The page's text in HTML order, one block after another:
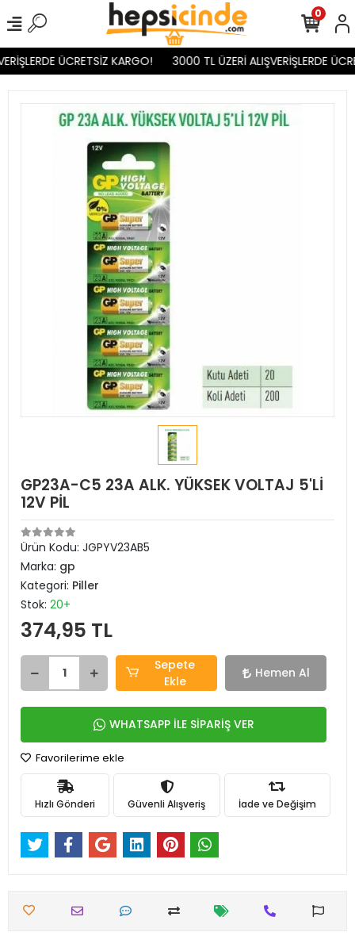
ÜCRETSİZ KARGO! 3000 TL ÜZERİ ALIŞVERİŞLERDE
0
GP23A-C5 23A ALK. YÜKSEK VOLTAJ 5'Lİ
12V PİL
Ürün Kodu: JGPYV23AB5
Marka: gp
Kategori: Piller
Stok: 20+
374,95 TL
Sepete
Ekle
Hemen Al
WHATSAPP İLE SİPARİŞ VER
Favorilerime ekle
Hızlı Gönderi Güvenli Alışveriş İade ve Değişim